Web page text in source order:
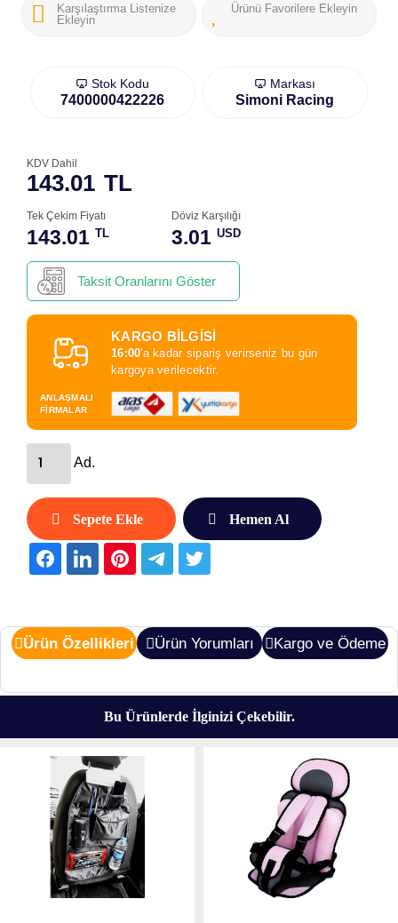
Karşılaştırma Listenize
Ekleyin
Ürünü Favorilere Ekleyin
Stok Kodu
7400000422226
Markası
Simoni Racing
143.01 TL
KDV Dahil
Tek Çekim Fiyatı
143.01 TL
Döviz Karşılığı
3.01 USD
Taksit Oranlarını Göster
KARGO BİLGİSİ
16:00'a kadar sipariş verirseniz bu gün
kargoya verilecektir.
ANLAŞMALI
FİRMALAR
Ad.
Sepete Ekle Hemen Al
Ürün Özellikleri Ürün Yorumları Kargo ve Ödeme
Bu Ürünlerde İlginizi Çekebilir.